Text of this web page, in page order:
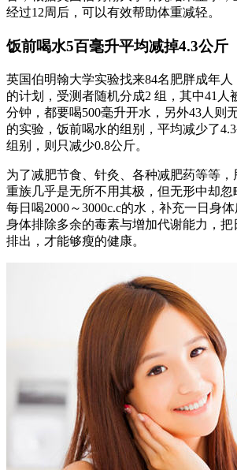
经过12周后，可以有效帮助体重减轻。
饭前喝水5百毫升平均减掉4.3公斤
英国伯明翰大学实验找来84名肥胖成年人
的计划，受测者随机分成2 组，其中41人
分钟，都要喝500毫升开水，另外43人则
的实验，饭前喝水的组别，平均减少了
组别，则只减少0.8公斤。
为了减肥节食、针灸、各种减肥药等等
重族几乎是无所不用其极，但无形中却忽
每日喝2000～3000c.c的水，补充一日身
身体排除多余的毒素与增加代谢能力，
排出，才能够瘦的健康。